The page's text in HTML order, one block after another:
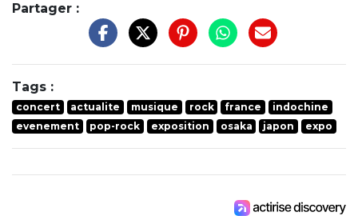
Partager :
Tags :
concert actualite musique rock france
indochine
evenement
pop-rock exposition osaka japon expo